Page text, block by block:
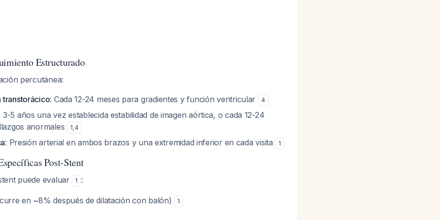
Estructurado
percutánea:
transtorácico: Cada 12-24 meses para gradientes y función ventricular 4
3-5 años una vez establecida estabilidad de imagen aórtica, o cada 12-24
anormales
1,4
: Presión arterial en ambos brazos y una extremidad inferior en cada visita 1
Post-Stent
puede evaluar 1 :
en ~8% después de dilatación con balón) 1